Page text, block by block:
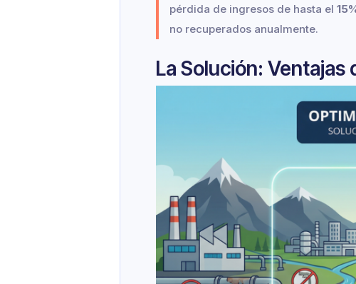
pérdida de ingresos de hasta el
no recuperados anualmente.
La Solución: Ventajas